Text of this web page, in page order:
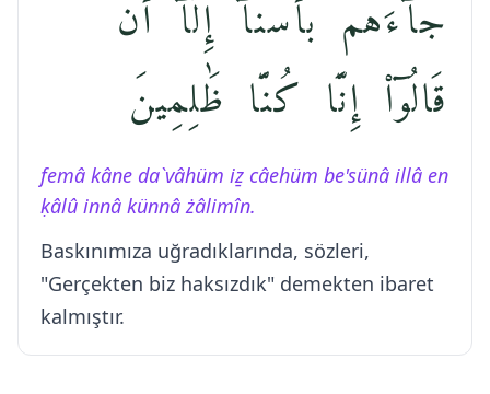
جَآءَهُم بَأْسُنَآ إِلَّآ أَن
قَالُوٓا۟ إِنَّا كُنَّا ظَٰلِمِينَ
femâ kâne da`vâhüm iẕ câehüm be'sünâ illâ en
ḳâlû innâ künnâ żâlimîn.
Baskınımıza uğradıklarında, sözleri,
"Gerçekten biz haksızdık" demekten ibaret
kalmıştır.